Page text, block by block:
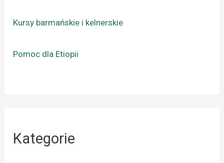
Kursy barmańskie i kelnerskie
Pomoc dla Etiopii
Kategorie